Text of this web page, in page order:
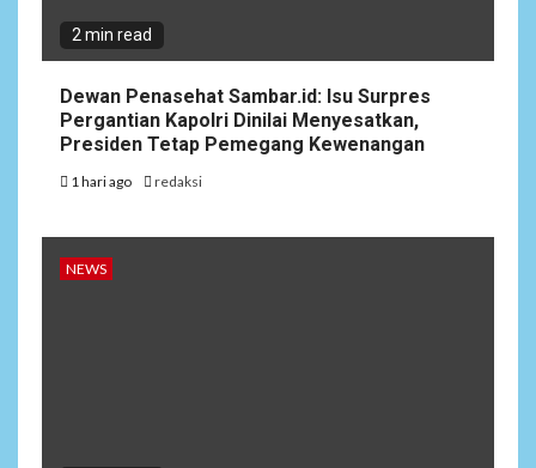
2 min read
Dewan Penasehat Sambar.id: Isu Surpres
Pergantian Kapolri Dinilai Menyesatkan,
Presiden Tetap Pemegang Kewenangan
1 hari ago redaksi
NEWS